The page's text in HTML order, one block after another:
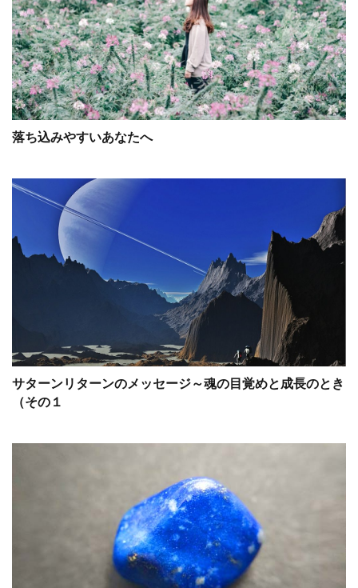
落ち込みやすいあなたへ
サターンリターンのメッセージ～魂の目覚めと成長のとき
（その１